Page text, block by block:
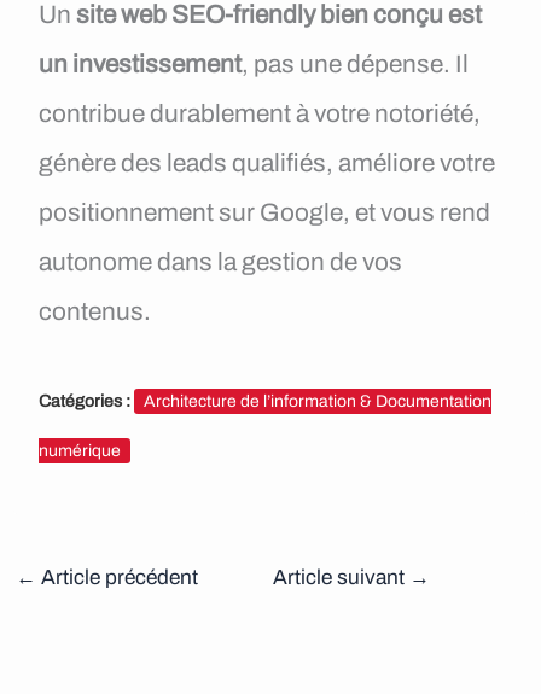
Un site web SEO-friendly bien conçu est
un investissement, pas une dépense. Il
contribue durablement à votre notoriété,
génère des leads qualifiés, améliore votre
positionnement sur Google, et vous rend
autonome dans la gestion de vos
contenus.
Catégories : Architecture de l’information & Documentation
numérique
← Article précédent Article suivant →